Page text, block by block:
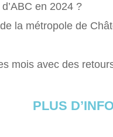
en 2024 ?
la métropole de
mois avec des
PLUS